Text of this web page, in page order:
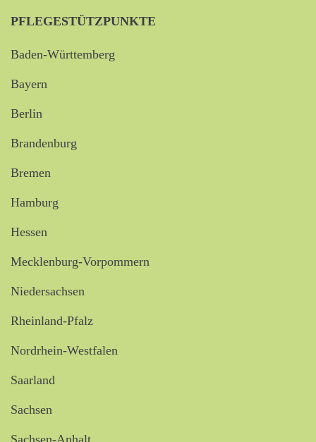
PFLEGESTÜTZPUNKTE
Baden-Württemberg
Bayern
Berlin
Brandenburg
Bremen
Hamburg
Hessen
Mecklenburg-Vorpommern
Niedersachsen
Rheinland-Pfalz
Nordrhein-Westfalen
Saarland
Sachsen